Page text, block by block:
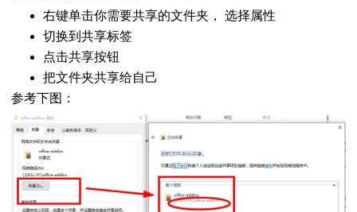
右键单击你需要共享的文件夹， 选择属性
切换到共享标签
点击共享按钮
把文件夹共享给自己
参考下图：